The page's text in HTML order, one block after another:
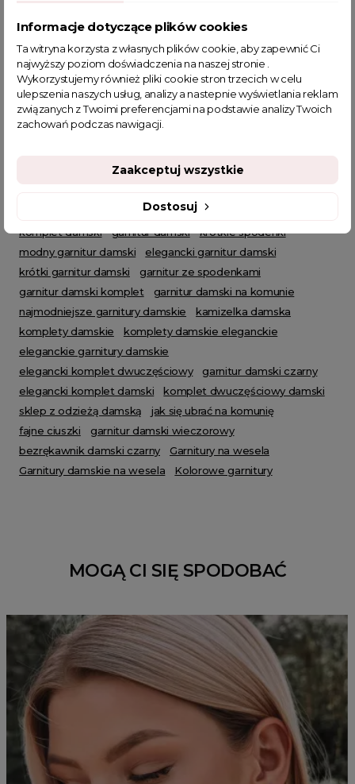
Powiązane kategorie:
Odzież damska Zobacz wszystkie produkty Clamodi
Garnitury i marynarki Komplety ubrania damskie
Wiosenne Uroczystości Letnie Uroczystości HOT SALE
komplet damski garnitur damski
krótkie spodenki
modny garnitur damski
elegancki garnitur damski
krótki garnitur damski
garnitur ze spodenkami
garnitur damski komplet
garnitur damski na komunie
najmodniejsze garnitury damskie
kamizelka damska
komplety damskie
komplety damskie eleganckie
eleganckie garnitury damskie
elegancki komplet dwuczęściowy
garnitur damski czarny
elegancki komplet damski
komplet dwuczęściowy damski
sklep z odzieżą damską
jak się ubrać na komunię
fajne ciuszki
garnitur damski wieczorowy
bezrękawnik damski czarny
Garnitury na wesela
Garnitury damskie na wesela
Kolorowe garnitury
MOGĄ CI SIĘ SPODOBAĆ
Informacje dotyczące plików cookies
Ta witryna korzysta z własnych plików cookie, aby zapewnić Ci
najwyższy poziom doświadczenia na naszej stronie .
Wykorzystujemy również pliki cookie stron trzecich w celu
ulepszenia naszych usług, analizy a nastepnie wyświetlania reklam
związanych z Twoimi preferencjami na podstawie analizy Twoich
zachowań podczas nawigacji.
Dostosuj
Zaakceptuj wszystkie